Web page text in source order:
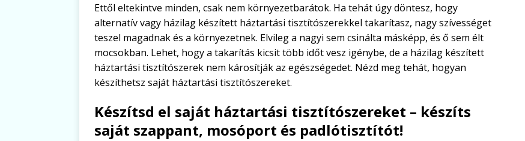
Ettől eltekintve minden, csak nem környezetbarátok. Ha tehát úgy döntesz, hogy
alternatív vagy házilag készített háztartási tisztítószerekkel takarítasz, nagy szívességet
teszel magadnak és a környezetnek. Elvileg a nagyi sem csinálta másképp, és ő sem élt
mocsokban. Lehet, hogy a takarítás kicsit több időt vesz igénybe, de a házilag készített
háztartási tisztítószerek nem károsítják az egészségedet. Nézd meg tehát, hogyan
készíthetsz saját háztartási tisztítószereket.
Készítsd el saját háztartási tisztítószereket – készíts
saját szappant, mosóport és padlótisztítót!